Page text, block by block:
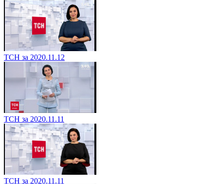
ТСН за 2020.11.12
ТСН за 2020.11.11
ТСН за 2020.11.11